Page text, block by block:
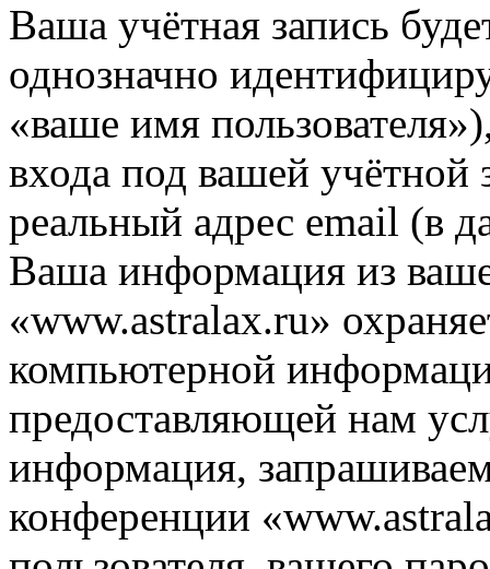
Ваша учётная запись
однозначно
«ваше имя
входа под вашей учётной
реальный адрес email (в
Ваша информация из
«www.astralax.ru»
компьютерной
предоставляющей нам
информация,
конференции